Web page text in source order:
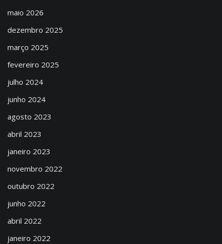
maio 2026
dezembro 2025
março 2025
fevereiro 2025
julho 2024
junho 2024
agosto 2023
abril 2023
janeiro 2023
novembro 2022
outubro 2022
junho 2022
abril 2022
janeiro 2022